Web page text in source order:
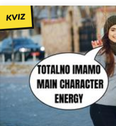
KVIZ